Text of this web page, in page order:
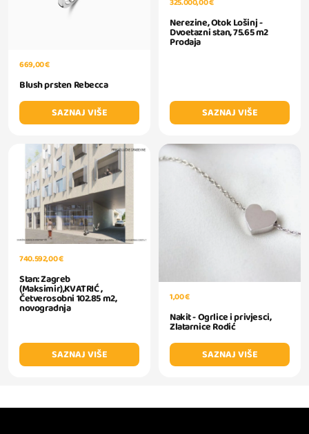
669,00 €
Blush prsten Rebecca
SAZNAJ VIŠE
Nerezine, Otok Lošinj -
Dvoetazni stan, 75.65 m2
Prodaja
SAZNAJ VIŠE
740.592,00 €
Stan: Zagreb
(Maksimir),KVATRIĆ ,
Četverosobni 102.85 m2,
novogradnja
SAZNAJ VIŠE
1,00 €
Nakit - Ogrlice i privjesci,
Zlatarnice Rodić
SAZNAJ VIŠE